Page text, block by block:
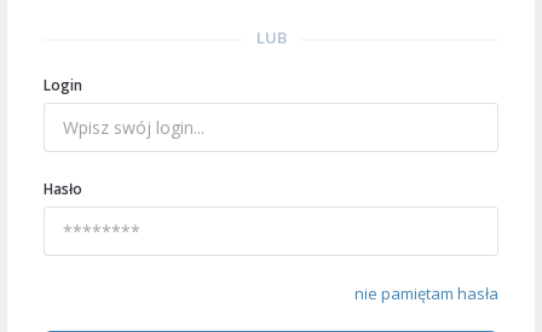
LUB
Login
Hasło
nie pamiętam hasła